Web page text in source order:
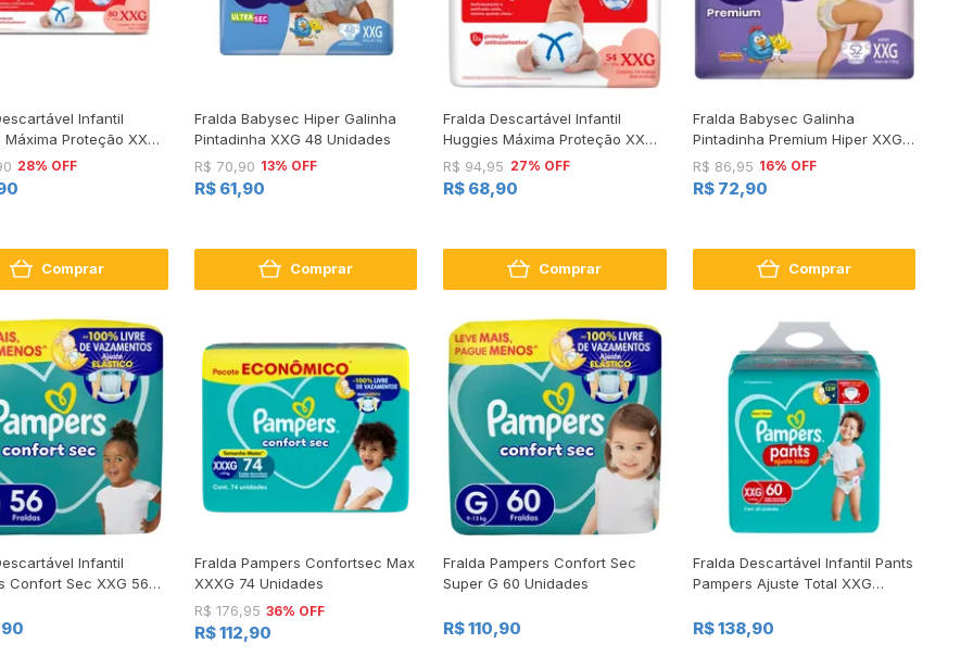
Infantil
Máxima Proteção XXG
Unidades Leve Mais
28% OFF
Comprar
Fralda Babysec Hiper Galinha
Pintadinha XXG 48 Unidades
R$ 70,90 13% OFF
R$ 61,90
Comprar
Fralda Descartável Infantil
Huggies Máxima Proteção XXG
54 Unidades
R$ 94,95 27% OFF
R$ 68,90
Comprar
Fralda Babysec Galinha
Pintadinha Premium Hiper XXG
52 Unidades
R$ 86,95 16% OFF
R$ 72,90
Comprar
Infantil
Confort Sec XXG 56
Fralda Pampers Confortsec Max
XXXG 74 Unidades
R$ 176,95 36% OFF
R$ 112,90
Fralda Pampers Confort Sec
Super G 60 Unidades
R$ 110,90
Fralda Descartável Infantil Pants
Pampers Ajuste Total XXG
R$ 138,90